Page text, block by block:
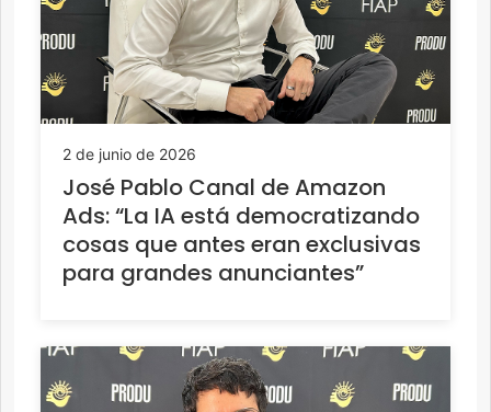
2 de junio de 2026
José Pablo Canal de Amazon
Ads: “La IA está democratizando
cosas que antes eran exclusivas
para grandes anunciantes”